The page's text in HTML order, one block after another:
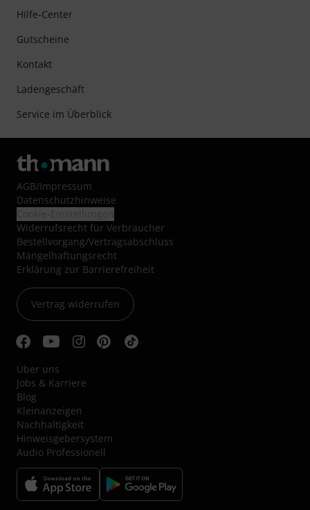
Hilfe-Center
Gutscheine
Kontakt
Ladengeschäft
Service im Überblick
AGB/Impressum
Datenschutzhinweise
Widerrufsrecht für Verbraucher
Bestellvorgang/Vertragsabschluss
Mängelhaftungsrecht
Erklärung zur Barrierefreiheit
Vertrag widerrufen
Über uns
Jobs & Karriere
Blog
Kleinanzeigen
Nachhaltigkeit
Hinweisgebersystem
Audio Professionell